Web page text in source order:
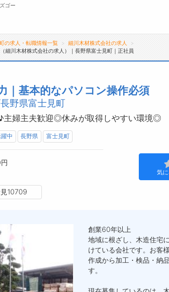
転職支援サービス
転職ノウハウ(応募書類の書き方・面接対策な
転職・採用コラム
ゴー
の求人・転職情報一覧
細川木材株式会社の求人
細川木材株式会社の求人）｜長野県富士見町｜正社員
｜基本的なパソコン操作必須
野県富士見町
婦主夫歓迎◎休みが取得しやすい環境◎
中 長野県 富士見町
10709
気
創業60年以上
地域に根ざし、木造住宅
けている会社です。お客
作成から加工・検品・納
す。